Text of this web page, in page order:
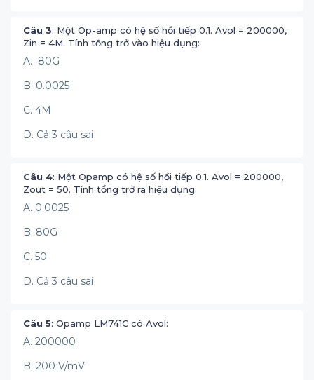
Câu 3: Một Op-amp có hệ số hồi tiếp 0.1. Avol = 200000,
Zin = 4M. Tính tổng trở vào hiệu dụng:
A. 80G
B. 0.0025
C. 4M
D. Cả 3 câu sai
Câu 4: Một Opamp có hệ số hồi tiếp 0.1. Avol = 200000,
Zout = 50. Tính tổng trở ra hiệu dụng:
A. 0.0025
B. 80G
C. 50
D. Cả 3 câu sai
Câu 5: Opamp LM741C có Avol:
A. 200000
B. 200 V/mV